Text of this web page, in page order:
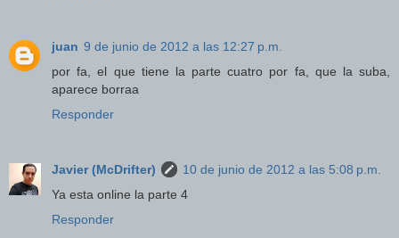
juan 9 de junio de 2012 a las 12:27 p.m.
por fa, el que tiene la parte cuatro por fa, que la suba,
aparece borraa
Responder
Javier (McDrifter)
10 de junio de 2012 a las 5:08 p.m.
Ya esta online la parte 4
Responder